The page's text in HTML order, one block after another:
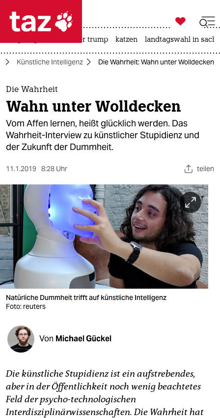
 taz zahl ich
taz zahl ich
themen
politik
öko
sport
berlin
nord
wahrheit
verlag
verlag
veranstaltungen
shop
unterstützen
abo

taz zahl ich
usa unter trump katzen landtagswahl in
Künstliche Intelligenz Die Wahrheit: Wahn unter Wolldecken
Die Wahrheit
Wahn unter Wolldecken
Vom Affen lernen, heißt glücklich werden. Das
Wahrheit-Interview zu künstlicher Stupidienz und
der Zukunft der Dummheit.
11.1.2019 8:28 Uhr teilen
Natürliche Dummheit trifft auf künstliche Intelligenz
Foto: reuters
Von Michael Gückel
Die künstliche Stupidienz ist ein aufstrebendes,
aber in der Öffentlichkeit noch wenig beachtetes
Feld der psycho-technologischen
Interdisziplinärwissenschaften. Die Wahrheit hat